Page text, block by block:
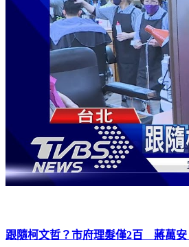
跟隨柯文哲？市府理髮僅2百 蔣萬安